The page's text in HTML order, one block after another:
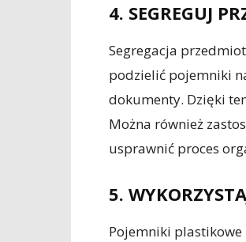
4. SEGREGUJ
Segregacja
podzielić pojemniki
dokumenty. Dzięki
Można również
usprawnić proces
5.
Pojemniki